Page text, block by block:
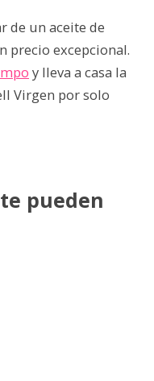
de un aceite de
precio excepcional.
y lleva a casa la
Virgen por solo
pueden